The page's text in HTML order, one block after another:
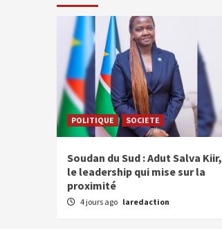
POLITIQUE SOCIETE
Soudan du Sud : Adut Salva Kiir,
le leadership qui mise sur la
proximité
4 jours ago laredaction